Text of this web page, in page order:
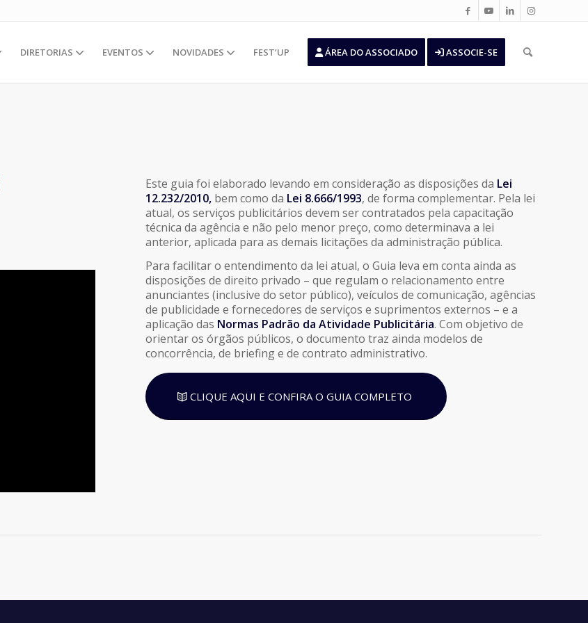
DIRETORIAS EVENTOS NOVIDADES FEST’UP ÁREA DO ASSOCIADO ASSOCIE-SE
Este guia foi elaborado levando em consideração as disposições da Lei
12.232/2010, bem como da Lei 8.666/1993, de forma complementar. Pela lei
atual, os serviços publicitários devem ser contratados pela capacitação
técnica da agência e não pelo menor preço, como determinava a lei
anterior, aplicada para as demais licitações da administração pública.
Para facilitar o entendimento da lei atual, o Guia leva em conta ainda as
disposições de direito privado – que regulam o relacionamento entre
anunciantes (inclusive do setor público), veículos de comunicação, agências
de publicidade e fornecedores de serviços e suprimentos externos – e a
aplicação das Normas Padrão da Atividade Publicitária. Com objetivo de
orientar os órgãos públicos, o documento traz ainda modelos de
concorrência, de briefing e de contrato administrativo.
CLIQUE AQUI E CONFIRA O GUIA COMPLETO